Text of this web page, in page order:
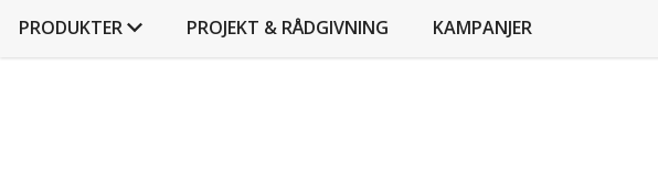
PRODUKTER PROJEKT & RÅDGIVNING KAMPANJER